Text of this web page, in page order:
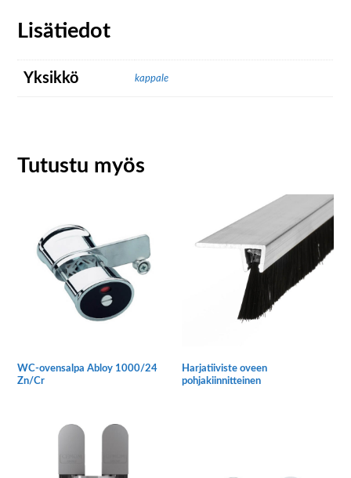
Lisätiedot
Yksikkö kappale
Tutustu myös
WC-ovensalpa Abloy 1000/24
Zn/Cr
Harjatiiviste oveen
pohjakiinnitteinen